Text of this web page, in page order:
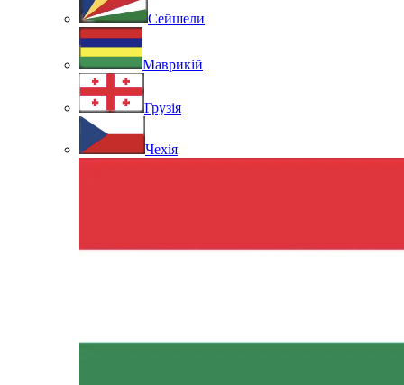
Сейшели
Маврикій
Грузія
Чехія